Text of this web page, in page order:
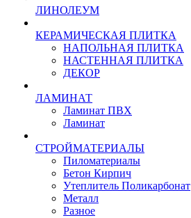
ЛИНОЛЕУМ
КЕРАМИЧЕСКАЯ ПЛИТКА
НАПОЛЬНАЯ ПЛИТКА
НАСТЕННАЯ ПЛИТКА
ДЕКОР
ЛАМИНАТ
Ламинат ПВХ
Ламинат
СТРОЙМАТЕРИАЛЫ
Пиломатериалы
Бетон Кирпич
Утеплитель Поликарбонат
Металл
Разное